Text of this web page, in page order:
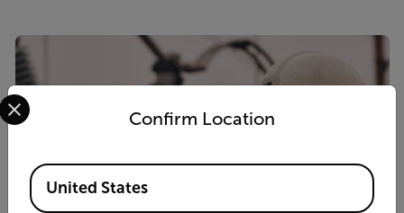
Confirm Location
Select your preferred country and language from the
Available Locations
United States